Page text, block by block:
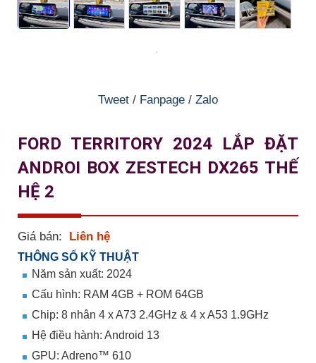
Tweet / Fanpage / Zalo
FORD TERRITORY 2024 LẮP ĐẶT
ANDROI BOX ZESTECH DX265 THẾ
HỆ 2
Giá bán: Liên hệ
THÔNG SỐ KỸ THUẬT
Năm sản xuất: 2024
Cấu hình: RAM 4GB + ROM 64GB
Chip: 8 nhân 4 x A73 2.4GHz & 4 x A53 1.9GHz
Hệ điều hành: Android 13
GPU: Adreno™ 610